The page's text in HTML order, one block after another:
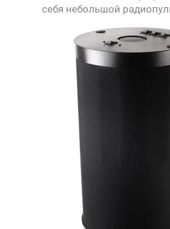
себя небольшой